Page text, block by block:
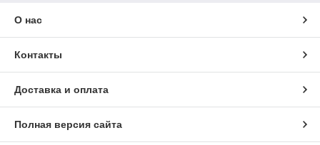
О нас
Контакты
Доставка и оплата
Полная версия сайта